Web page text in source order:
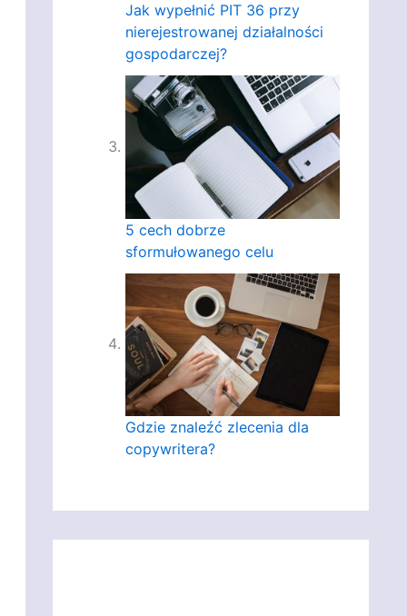
Jak wypełnić PIT 36 przy
nierejestrowanej działalności
gospodarczej?
5 cech dobrze
sformułowanego celu
Gdzie znaleźć zlecenia dla
copywritera?